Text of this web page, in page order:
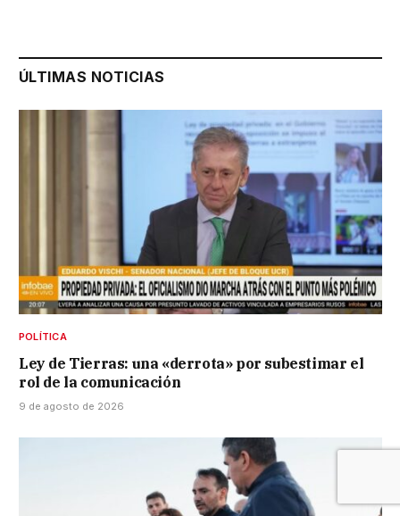
ÚLTIMAS NOTICIAS
POLÍTICA
Ley de Tierras: una «derrota» por subestimar el
rol de la comunicación
9 de agosto de 2026